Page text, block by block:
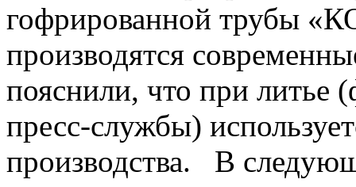
гофрированной трубы
производятся
пояснили, что при литье
пресс-службы)
производства. В